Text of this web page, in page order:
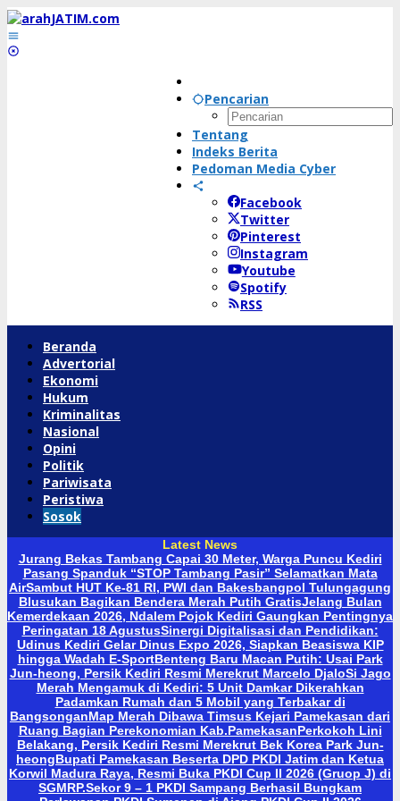
Lewati
ke
konten
Pencarian
Tentang
Indeks Berita
Pedoman Media Cyber
Facebook
Twitter
Pinterest
Instagram
Youtube
Spotify
RSS
Beranda
Advertorial
Ekonomi
Hukum
Kriminalitas
Nasional
Opini
Politik
Pariwisata
Peristiwa
Sosok
Latest News
Jurang Bekas Tambang Capai 30 Meter, Warga Puncu Kediri
Pasang Spanduk “STOP Tambang Pasir” Selamatkan Mata
AirSambut HUT Ke-81 RI, PWI dan Bakesbangpol Tulungagung
Blusukan Bagikan Bendera Merah Putih GratisJelang Bulan
Kemerdekaan 2026, Ndalem Pojok Kediri Gaungkan Pentingnya
Peringatan 18 AgustusSinergi Digitalisasi dan Pendidikan:
Udinus Kediri Gelar Dinus Expo 2026, Siapkan Beasiswa KIP
hingga Wadah E-SportBenteng Baru Macan Putih: Usai Park
Jun-heong, Persik Kediri Resmi Merekrut Marcelo DjaloSi Jago
Merah Mengamuk di Kediri: 5 Unit Damkar Dikerahkan
Padamkan Rumah dan 5 Mobil yang Terbakar di
BangsonganMap Merah Dibawa Timsus Kejari Pamekasan dari
Ruang Bagian Perekonomian Kab.PamekasanPerkokoh Lini
Belakang, Persik Kediri Resmi Merekrut Bek Korea Park Jun-
heongBupati Pamekasan Beserta DPD PKDI Jatim dan Ketua
Korwil Madura Raya, Resmi Buka PKDI Cup II 2026 (Gruop J) di
SGMRP.Sekor 9 – 1 PKDI Sampang Berhasil Bungkam